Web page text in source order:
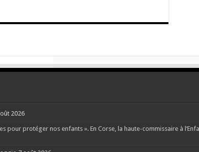
2026
pour protéger nos enfants ». En Corse, la haute-commissaire à